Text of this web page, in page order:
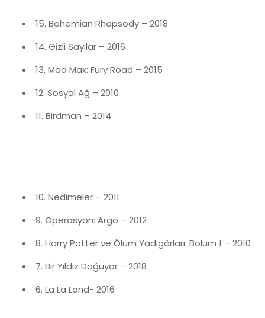
15. Bohemian Rhapsody – 2018
14. Gizli Sayılar – 2016
13. Mad Max: Fury Road – 2015
12. Sosyal Ağ – 2010
11. Birdman – 2014
10. Nedimeler – 2011
9. Operasyon: Argo – 2012
8. Harry Potter ve Ölüm Yadigârları: Bölüm 1 – 2010
7. Bir Yıldız Doğuyor – 2018
6. La La Land- 2016